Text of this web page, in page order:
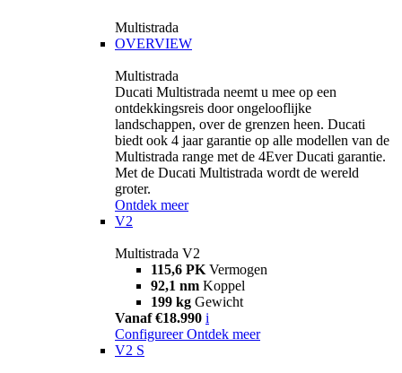
Multistrada
OVERVIEW
Multistrada
Ducati Multistrada neemt u mee op een
ontdekkingsreis door ongelooflijke
landschappen, over de grenzen heen. Ducati
biedt ook 4 jaar garantie op alle modellen van de
Multistrada range met de 4Ever Ducati garantie.
Met de Ducati Multistrada wordt de wereld
groter.
Ontdek meer
V2
Multistrada V2
115,6 PK Vermogen
92,1 nm Koppel
199 kg Gewicht
Vanaf €18.990 i
Configureer Ontdek meer
V2 S